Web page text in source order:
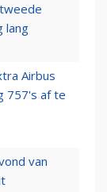
lang
Airbus
757's af te
van